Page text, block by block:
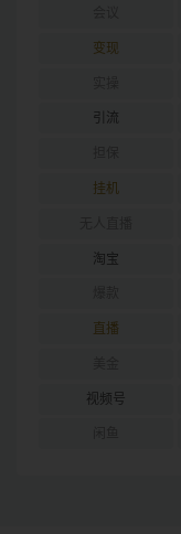
变现
引流
挂机
淘宝
直播
视频号